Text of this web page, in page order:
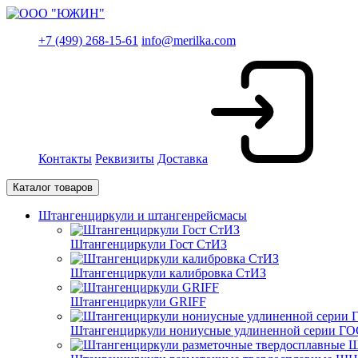
+7 (499) 268-15-61 info@merilka.com
Контакты Реквизиты Доставка
Каталог товаров
Штангенциркули и штангенрейсмасы
Штангенциркули Гост СтИЗ
Штангенциркули калибровка СтИЗ
Штангенциркули GRIFF
Штангенциркули нониусные удлиненной серии